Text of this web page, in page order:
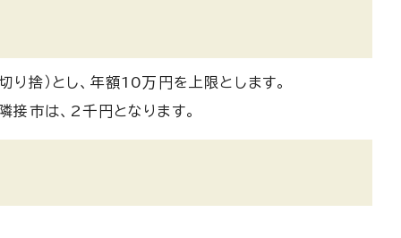
捨）とし、年額10万円を上限とします。
市は、2千円となります。